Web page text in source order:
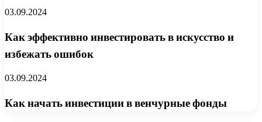
03.09.2024
Как эффективно инвестировать в искусство и
избежать ошибок
03.09.2024
Как начать инвестиции в венчурные фонды